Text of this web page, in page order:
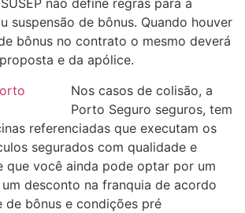
SUSEP não define regras para a
suspensão de bônus. Quando houver
e bônus no contrato o mesmo deverá
e da apólice.
Nos casos de colisão, a
Porto Seguro seguros, tem
referenciadas que executam os
segurados com qualidade e
que você ainda pode optar por um
desconto na franquia de acordo
de bônus e condições pré